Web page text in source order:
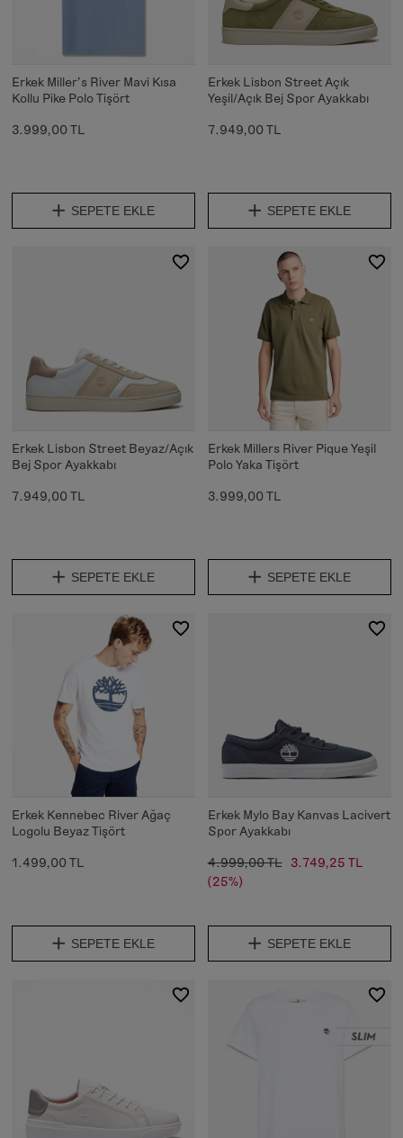
Erkek Miller's River Mavi Kısa
Kollu Pike Polo Tişört
3.999,00 TL
SEPETE EKLE
Erkek Lisbon Street Açık
Yeşil/Açık Bej Spor Ayakkabı
7.949,00 TL
SEPETE EKLE
Erkek Lisbon Street Beyaz/Açık
Bej Spor Ayakkabı
7.949,00 TL
SEPETE EKLE
Erkek Millers River Pique Yeşil
Polo Yaka Tişört
3.999,00 TL
SEPETE EKLE
Erkek Kennebec River Ağaç
Logolu Beyaz Tişört
1.499,00 TL
SEPETE EKLE
Erkek Mylo Bay Kanvas Lacivert
Spor Ayakkabı
4.999,00 TL
3.749,25 TL
(25%)
SEPETE EKLE